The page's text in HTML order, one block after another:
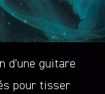
d’une guitare
pour tisser